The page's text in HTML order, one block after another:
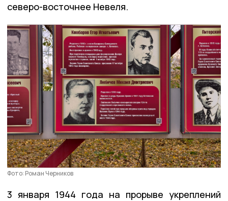
северо-восточнее Невеля.
Фото: Роман Черников
3 января 1944 года на прорыве укреплений